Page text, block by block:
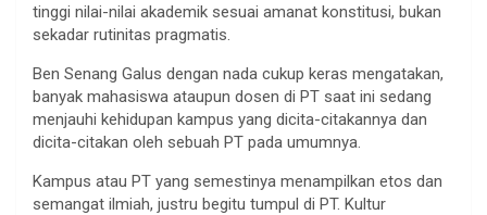
tinggi nilai-nilai akademik sesuai amanat konstitusi, bukan
sekadar rutinitas pragmatis.
Ben Senang Galus dengan nada cukup keras mengatakan,
banyak mahasiswa ataupun dosen di PT saat ini sedang
menjauhi kehidupan kampus yang dicita-citakannya dan
dicita-citakan oleh sebuah PT pada umumnya.
Kampus atau PT yang semestinya menampilkan etos dan
semangat ilmiah, justru begitu tumpul di PT. Kultur